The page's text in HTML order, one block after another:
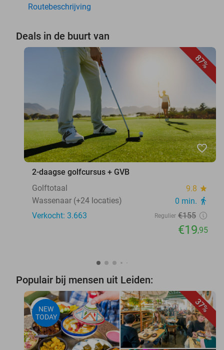
Routebeschrijving
Deals in de buurt van
87%
favorite_border
2-daagse golfcursus + GVB
Golftotaal
9.8 star
Wassenaar (+24 locaties) 0 min. directions_walk
Verkocht: 3.663 Regulier €155
€19,95
Populair bij mensen uit Leiden:
37%
NEW
TODAY